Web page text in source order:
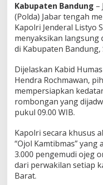
l
r
i
K
e
K
b
u
p
a
t
a
n
d
u
Kabupaten Bandung –
(Polda) Jabar tengah
Kapolri Jenderal Listyo
menyaksikan langsung
di Kabupaten Bandung,
Dijelaskan Kabid
Hendra Rochmawan,
mempersiapkan
rombongan yang
pukul 09.00 WIB.
Kapolri secara khusus
“Ojol Kamtibmas”
3.000 pengemudi ojeg
dari perwakilan setiap
Barat.